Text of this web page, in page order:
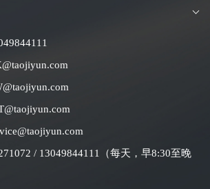
/ 13049844111（每天，早8:30至晚